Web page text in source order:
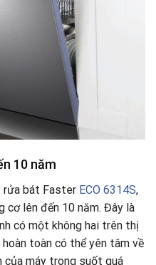
10 năm
rửa bát Faster ECO 6314S,
cơ lên đến 10 năm. Đây là
có một không hai trên thị
hoàn toàn có thể yên tâm về
của máy trong suốt quá